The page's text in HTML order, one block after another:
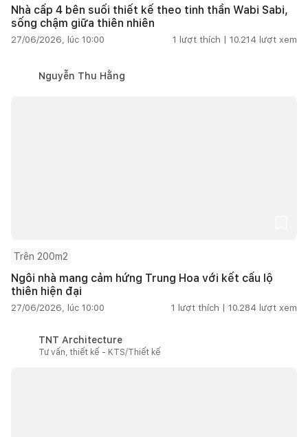
Nhà cấp 4 bên suối thiết kế theo tinh thần Wabi Sabi,
sống chậm giữa thiên nhiên
27/06/2026, lúc 10:00 1 lượt thích | 10.214 lượt xem
Nguyễn Thu Hằng
Trên 200m2
Ngôi nhà mang cảm hứng Trung Hoa với kết cấu lộ
thiên hiện đại
27/06/2026, lúc 10:00 1 lượt thích | 10.284 lượt xem
TNT Architecture
Tư vấn, thiết kế - KTS/Thiết kế